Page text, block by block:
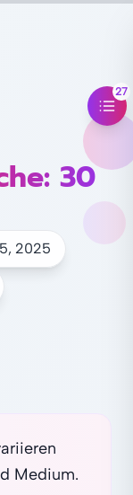
30
2025
Medium.
27